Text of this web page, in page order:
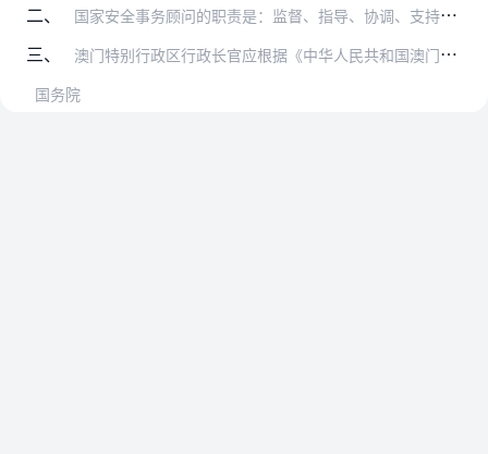
二、 国家安全事务顾问的职责是：监督、指导、协调、支持澳门特别行政区开展维护国家安全工作。国家安全技术顾问的职责是：协助国家安全事务顾问开展相关工作；就澳门特别行政区…
三、
澳门特别行政区行政长官应根据《中华人民共和国澳门特别行政区基本法》第五十条第五项以及本批复的要求，对澳门特别行政区相关规定作相应修改。
国务院